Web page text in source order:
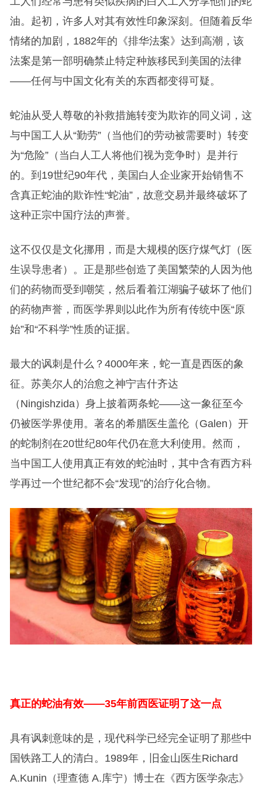
油。起初，许多人对其有效性印象深刻。但随着反华
情绪的加剧，1882年的《排华法案》达到高潮，该
法案是第一部明确禁止特定种族移民到美国的法律
——任何与中国文化有关的东西都变得可疑。
蛇油从受人尊敬的补救措施转变为欺诈的同义词，这
与中国工人从“勤劳”（当他们的劳动被需要时）转变
为“危险”（当白人工人将他们视为竞争时）是并行
的。到19世纪90年代，美国白人企业家开始销售不
含真正蛇油的欺诈性“蛇油”，故意交易并最终破坏了
这种正宗中国疗法的声誉。
这不仅仅是文化挪用，而是大规模的医疗煤气灯（医
生误导患者）。正是那些创造了美国繁荣的人因为他
们的药物而受到嘲笑，然后看着江湖骗子破坏了他们
的药物声誉，而医学界则以此作为所有传统中医“原
始”和“不科学”性质的证据。
最大的讽刺是什么？4000年来，蛇一直是西医的象
征。苏美尔人的治愈之神宁吉什齐达
（Ningishzida）身上披着两条蛇——这一象征至今
仍被医学界使用。著名的希腊医生盖伦（Galen）开
的蛇制剂在20世纪80年代仍在意大利使用。然而，
当中国工人使用真正有效的蛇油时，其中含有西方科
学再过一个世纪都不会“发现”的治疗化合物。
真正的蛇油有效——35年前西医证明了这一点
具有讽刺意味的是，现代科学已经完全证明了那些中
国铁路工人的清白。1989年，旧金山医生Richard
A.Kunin（理查德 A.库宁）博士在《西方医学杂志》